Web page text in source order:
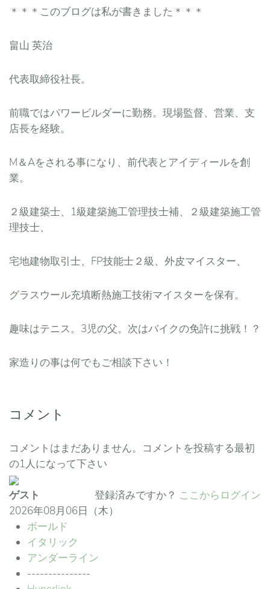
＊＊＊このブログは私が書きました＊＊＊
畠山 英治
代表取締役社長。
前職ではパワービルダーに勤務。現場監督、営業、支
店長を経験。
M＆Aをされる事になり、前代表とアイディールを創
業。
２級建築士、1級建築施工管理技士補、２級建築施工管
理技士、
宅地建物取引士、FP技能士２級、外皮マイスター、
グラスウール充填断熱施工技術マイスターを保有。
趣味はテニス。3児の父。次はバイクの免許に挑戦！？
家造りの事は何でもご相談下さい！
コメント
コメントはまだありません。コメントを投稿する最初
の1人になって下さい
登録済みですか？ ここからログイン
ゲスト
2026年08月06日（木）
ボールド
イタリック
アンダーライン
---------------